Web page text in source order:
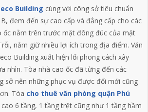
Building cùng với công sở tiêu chuẩn
đem đến sự cao cấp và đẳng cấp cho các
ốc nằm trên trước mặt đông đúc của mặt
nắm giữ nhiều lợi ích trong địa điểm. Văn
Building xuất hiện lối phong cách xây
nhìn. Tòa nhà cao ốc đã từng đến các
sở nên những phục vụ được đổi mới cũng
Tòa cho thuê văn phòng quận Phú
6 tầng, 1 tầng trệt cũng như 1 tầng hầm